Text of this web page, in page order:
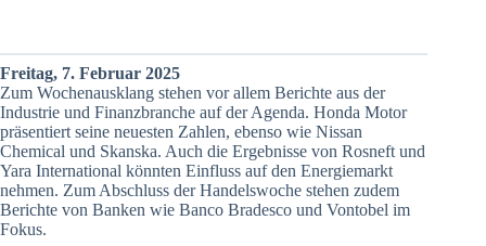
Freitag, 7. Februar 2025
Zum Wochenausklang stehen vor allem Berichte aus der
Industrie und Finanzbranche auf der Agenda. Honda Motor
präsentiert seine neuesten Zahlen, ebenso wie Nissan
Chemical und Skanska. Auch die Ergebnisse von Rosneft und
Yara International könnten Einfluss auf den Energiemarkt
nehmen. Zum Abschluss der Handelswoche stehen zudem
Berichte von Banken wie Banco Bradesco und Vontobel im
Fokus.